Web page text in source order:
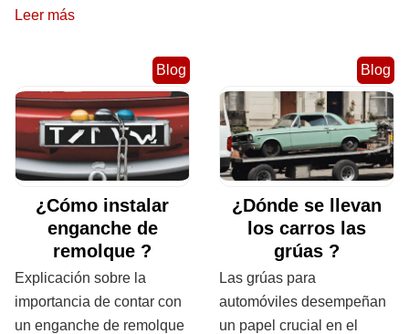
Leer más
Blog
¿Cómo instalar
enganche de
remolque ?
Explicación sobre la
importancia de contar con
un enganche de remolque
Blog
¿Dónde se llevan
los carros las
grúas ?
Las grúas para
automóviles desempeñan
un papel crucial en el